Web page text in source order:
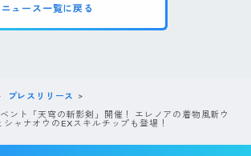
ニュース一覧に戻る
プレスリリース
ント「天穹の斬影剣」開催！ エレノアの着物風新ウ
ャナオウのEXスキルチップも登場！